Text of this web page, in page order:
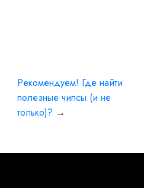
Рекомендуем! Где найти
полезные чипсы (и не
только)? →